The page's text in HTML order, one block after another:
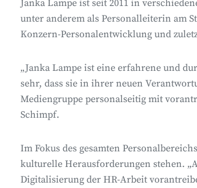
Janka Lampe ist seit 2011 in
unter anderem als Personalleiterin am
Konzern-Personalentwicklung und
„Janka Lampe ist eine erfahrene und
sehr, dass sie in ihrer neuen
Mediengruppe personalseitig mit
Schimpf.
Im Fokus des gesamten
kulturelle Herausforderungen stehen.
Digitalisierung der HR-Arbeit